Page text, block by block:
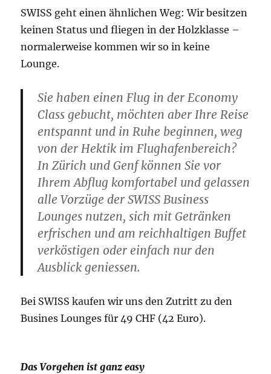
SWISS geht einen ähnlichen Weg: Wir besitzen
keinen Status und fliegen in der Holzklasse –
normalerweise kommen wir so in keine
Lounge.
Sie haben einen Flug in der Economy
Class gebucht, möchten aber Ihre Reise
entspannt und in Ruhe beginnen, weg
von der Hektik im Flughafenbereich?
In Zürich und Genf können Sie vor
Ihrem Abflug komfortabel und gelassen
alle Vorzüge der SWISS Business
Lounges nutzen, sich mit Getränken
erfrischen und am reichhaltigen Buffet
verköstigen oder einfach nur den
Ausblick geniessen.
Bei SWISS kaufen wir uns den Zutritt zu den
Busines Lounges für 49 CHF (42 Euro).
Das Vorgehen ist ganz easy